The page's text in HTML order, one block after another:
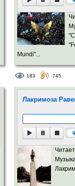
Mundi"...
183 745
Лакримоза